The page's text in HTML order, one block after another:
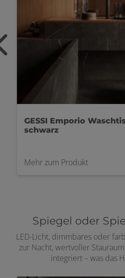
GESSI Ventaglio
Spiegel oder
LED-Licht, dimmbares oder
zur Nacht, wertvoller
integriert – was das